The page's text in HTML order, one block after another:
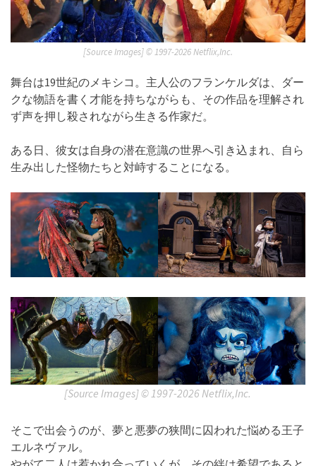
[Source Images] ©︎ 1997-2026 Netflix,Inc.
舞台は19世紀のメキシコ。主人公のフランケルダは、ダー
クな物語を書く才能を持ちながらも、その作品を理解され
ず声を押し殺されながら生きる作家だ。
ある日、彼女は自身の潜在意識の世界へ引き込まれ、自ら
生み出した怪物たちと対峙することになる。
[Source Images] ©︎ 1997-2026 Netflix,Inc.
そこで出会うのが、夢と悪夢の狭間に囚われた悩める王子
エルネヴァル。